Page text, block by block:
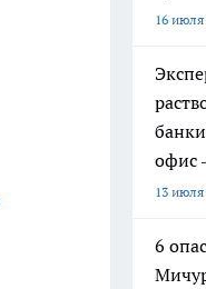
16 июля
офис
13 июля
6